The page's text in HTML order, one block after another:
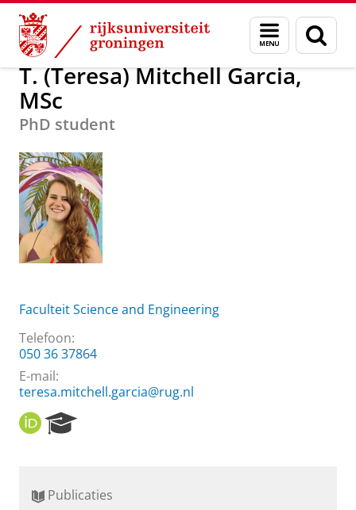
Skip
Content
Skip
Navigation
Menu
en
zoeken
Over ons T. (Teresa) Mitchell Garcia, MSc
T. (Teresa) Mitchell Garcia,
MSc
PhD student
Faculteit Science and Engineering
Telefoon:
050 36 37864
E-mail:
teresa.mitchell.garcia@rug.nl
O
R
r
Publicaties